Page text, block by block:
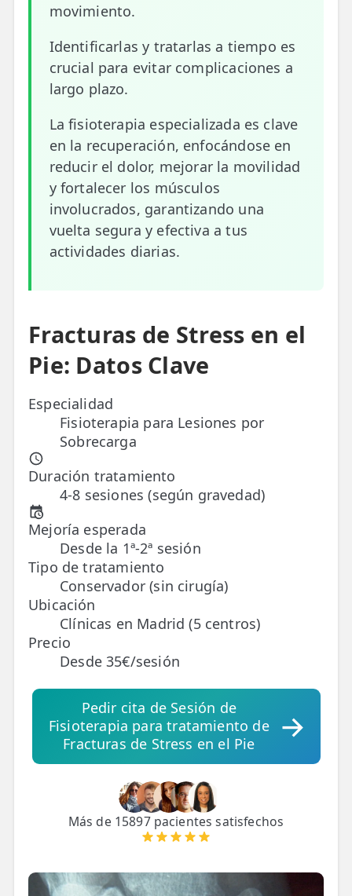
🎁 Tarjetas Regalo
🛒 Carrito
❤️ Ofertas
CONTACTO
☎️ 91 005 23 63
📧 Contacta
ESPECIALIDADES
🩻 Fisioterapia Traumatológica
🫶 Suelo Pélvico
💆 Masajes Madrid
🏅 Fisioterapia Deportiva
🧠 Fisioterapia Neurológica
🧍 Fisioterapia Vestibular
🫁 Fisioterapia Respiratoria
👶 Fisioterapia Pediátrica
TRATAMIENTOS
✅ Punción Seca
✅ Ondas de Choque
✅ EPTE - EPI
✨ Fisioestética
✨ Radiofrecuencia INDIBA
✨ Drenaje Linfático Manual
✨ Presoterapia
movimiento.
Identificarlas y tratarlas a tiempo es
crucial para evitar complicaciones a
largo plazo.
La fisioterapia especializada es clave
en la recuperación, enfocándose en
reducir el dolor, mejorar la movilidad
y fortalecer los músculos
involucrados, garantizando una
vuelta segura y efectiva a tus
actividades diarias.
Fracturas de Stress en el
Pie: Datos Clave
Especialidad
Fisioterapia para Lesiones por
Sobrecarga
Duración tratamiento
4-8 sesiones (según gravedad)
Mejoría esperada
Desde la 1ª-2ª sesión
Tipo de tratamiento
Conservador (sin cirugía)
Ubicación
Clínicas en Madrid (5 centros)
Precio
Desde 35€/sesión
Pedir cita de Sesión de
Fisioterapia para tratamiento de
Fracturas de Stress en el Pie
Más de 15897 pacientes satisfechos